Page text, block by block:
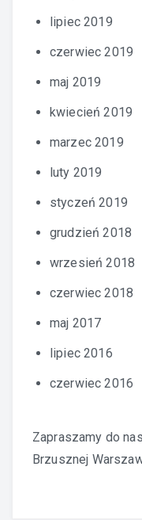
lipiec 2019
czerwiec 2019
maj 2019
kwiecień 2019
marzec 2019
luty 2019
styczeń 2019
grudzień 2018
wrzesień 2018
czerwiec 2018
maj 2017
lipiec 2016
czerwiec 2016
Zapraszamy do
Brzusznej